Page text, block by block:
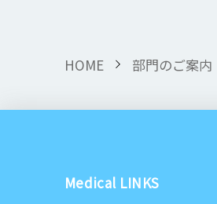
HOME 部門のご案内
Medical LINKS